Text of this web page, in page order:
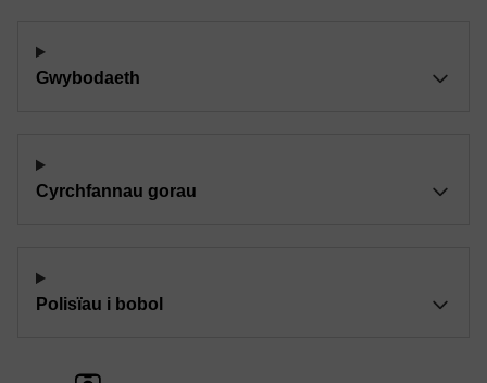
Gwybodaeth
Cyrchfannau gorau
Polisïau i bobol